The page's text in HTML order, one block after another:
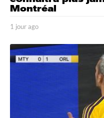
Montréal
1 jour ago
o
u
r
a
g
o